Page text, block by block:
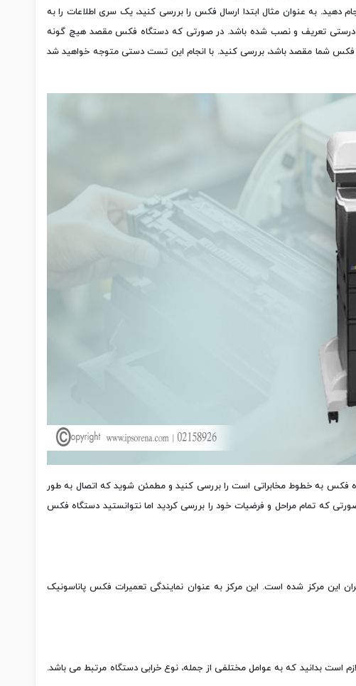
به عنوان مثال ابتدا ارسال فکس را بررسی کنید، یک سری اطلاعات را به
درستی تعریف و نصب شده باشد. در صورتی که دستگاه فکس مقصد هیچ گونه
فکس شما مقصد باشد، بررسی کنید. با انجام این تست دستی متوجه خواهید شد
فکس به خطوط مخابراتی است را بررسی کنید و مطمئن شوید که اتصال به طور
که تمام مراحل و فرضیات خود را بررسی کردید اما نتوانستید دستگاه فکس
این مرکز شده است. این مرکز به عنوان نمایندگی تعمیرات فکس پاناسونیک
است بدانید که به عوامل مختلفی از جمله، نوع خرابی دستگاه مرتبط می باشد.